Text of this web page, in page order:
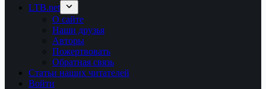
LTB.net
О сайте
Наши друзья
Авторы
Пожертвовать
Обратная связь
Статьи наших читателей
Войти